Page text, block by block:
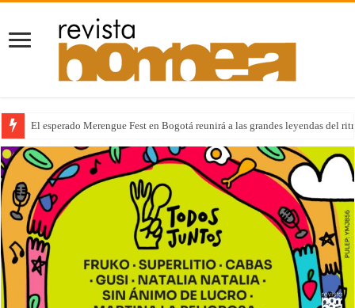
El esperado Merengue Fest en Bogotá reunirá a las grandes leyendas del